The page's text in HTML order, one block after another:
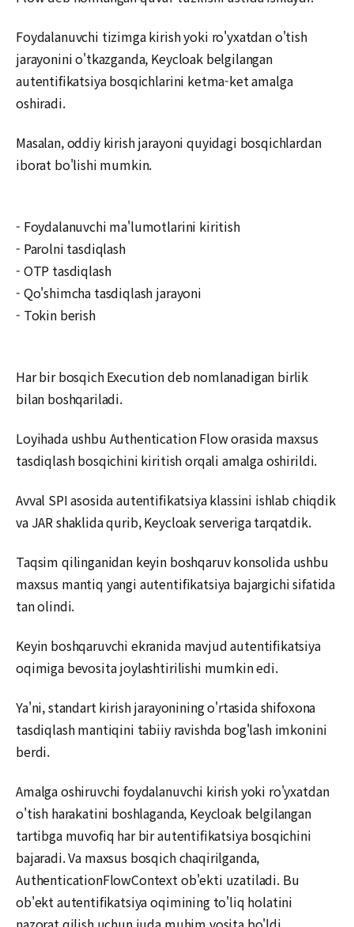
Foydalanuvchi tizimga kirish yoki ro'yxatdan o'tish
jarayonini o'tkazganda, Keycloak belgilangan
autentifikatsiya bosqichlarini ketma-ket amalga
oshiradi.
Masalan, oddiy kirish jarayoni quyidagi bosqichlardan
iborat bo'lishi mumkin.
- Foydalanuvchi ma'lumotlarini kiritish
- Parolni tasdiqlash
- OTP tasdiqlash
- Qo'shimcha tasdiqlash jarayoni
- Tokin berish
Har bir bosqich Execution deb nomlanadigan birlik
bilan boshqariladi.
Loyihada ushbu Authentication Flow orasida maxsus
tasdiqlash bosqichini kiritish orqali amalga oshirildi.
Avval SPI asosida autentifikatsiya klassini ishlab chiqdik
va JAR shaklida qurib, Keycloak serveriga tarqatdik.
Taqsim qilinganidan keyin boshqaruv konsolida ushbu
maxsus mantiq yangi autentifikatsiya bajargichi sifatida
tan olindi.
Keyin boshqaruvchi ekranida mavjud autentifikatsiya
oqimiga bevosita joylashtirilishi mumkin edi.
Ya'ni, standart kirish jarayonining o'rtasida shifoxona
tasdiqlash mantiqini tabiiy ravishda bog'lash imkonini
berdi.
Amalga oshiruvchi foydalanuvchi kirish yoki ro'yxatdan
o'tish harakatini boshlaganda, Keycloak belgilangan
tartibga muvofiq har bir autentifikatsiya bosqichini
bajaradi. Va maxsus bosqich chaqirilganda,
AuthenticationFlowContext ob'ekti uzatiladi. Bu
ob'ekt autentifikatsiya oqimining to'liq holatini